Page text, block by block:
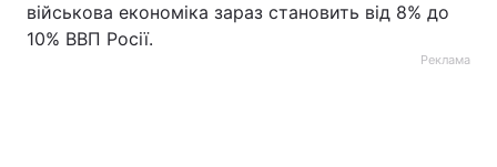
військова економіка зараз становить від 8% до
10% ВВП Росії.
Реклама